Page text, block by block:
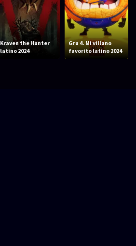
Kraven the Hunter
latino 2024
Gru 4. Mi villano
favorito latino 2024